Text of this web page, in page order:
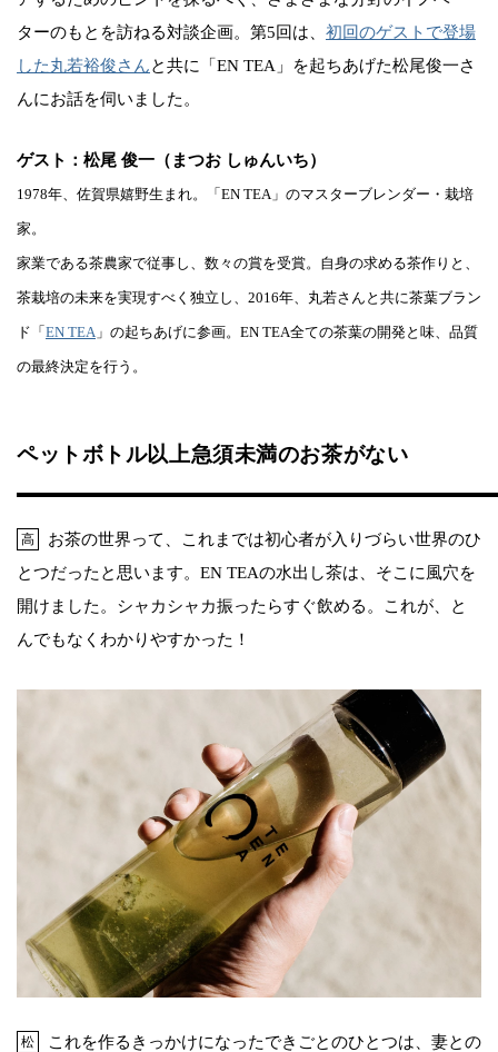
ターのもとを訪ねる対談企画。第5回は、 初回のゲストで登場
した丸若裕俊さんと共に「EN TEA」を起ちあげた松尾俊一さ
んにお話を伺いました。
ゲスト：松尾 俊一（まつお しゅんいち）
1978年、佐賀県嬉野生まれ。「EN TEA」のマスターブレンダー・栽培
家。
家業である茶農家で従事し、数々の賞を受賞。自身の求める茶作りと、
茶栽培の未来を実現すべく独立し、2016年、丸若さんと共に茶葉ブラン
ド「 EN TEA 」の起ちあげに参画。EN TEA全ての茶葉の開発と味、品質
の最終決定を行う。
ペットボトル以上急須未満のお茶がない
高
お茶の世界って、これまでは初心者が入りづらい世界のひ
とつだったと思います。EN TEAの水出し茶は、そこに風穴を
開けました。シャカシャカ振ったらすぐ飲める。これが、と
んでもなくわかりやすかった！
松
これを作るきっかけになったできごとのひとつは、妻との